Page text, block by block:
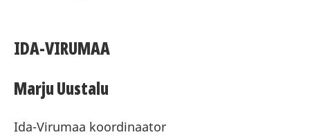
IDA-VIRUMAA
Marju Uustalu
Ida-Virumaa koordinaator